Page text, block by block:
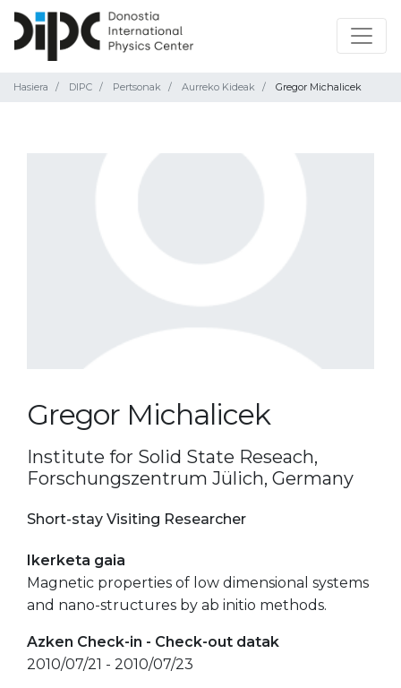
Hasiera DIPC Pertsonak Aurreko Kideak Gregor Michalicek
Gregor Michalicek
Institute for Solid State Reseach,
Forschungszentrum Jülich, Germany
Short-stay Visiting Researcher
Ikerketa gaia
Magnetic properties of low dimensional systems
and nano-structures by ab initio methods.
Azken Check-in - Check-out datak
2010/07/21 - 2010/07/23